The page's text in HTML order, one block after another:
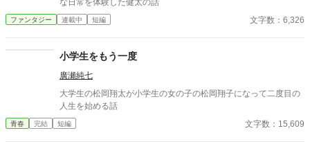
な日常を体験した健太の話
ファンタジー 連載中 短編 文字数：6,326
小学生をもう一度
廣瀬純七
大学生の松岡翔太が小学生の女の子の松岡翔子になって二度目の
人生を始める話
青春 完結 短編 文字数：15,609